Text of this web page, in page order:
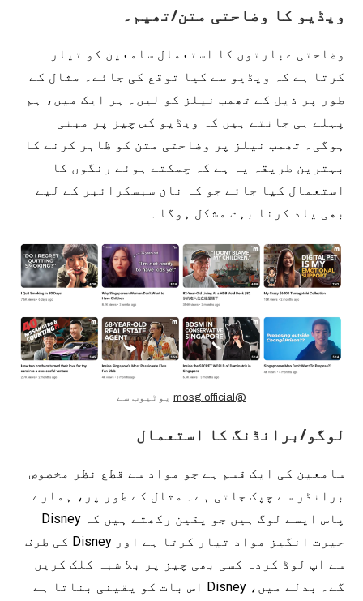
ویڈیو کا وضاحتی متن/تھیم۔
وضاحتی عبارتوں کا استعمال سامعین کو تیار
کرتا ہے کہ ویڈیو سے کیا توقع کی جائے۔ مثال کے
طور پر ذیل کے تھمب نیلز کو لیں۔ ہر ایک میں، ہم
پہلے ہی جانتے ہیں کہ ویڈیو کس چیز پر مبنی
ہوگی۔ تھمب نیلز پر وضاحتی متن کو ظاہر کرنے کا
بہترین طریقہ یہ ہے کہ چمکتے ہوئے رنگوں کا
استعمال کیا جائے جو کہ نان سبسکرائبر کے لیے
بھی یاد کرنا بہت مشکل ہوگا۔
@mosg.official یوٹیوب سے
لوگو/برانڈنگ کا استعمال
سامعین کی ایک قسم ہے جو مواد سے قطع نظر مخصوص
برانڈز سے چپک جاتی ہے۔ مثال کے طور پر، ہمارے
پاس ایسے لوگ ہیں جو یقین رکھتے ہیں کہ Disney
حیرت انگیز مواد تیار کرتا ہے اور Disney کی طرف
سے اپ لوڈ کردہ کسی بھی چیز پر بلا شبہ کلک کریں
گے۔ بدلے میں، Disney اس بات کو یقینی بناتا ہے